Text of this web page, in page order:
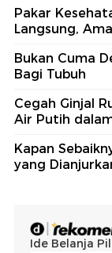
Pakar
Langsung,
Bukan Cuma
Bagi Tubuh
Cegah Ginjal
Air Putih
Kapan
yang